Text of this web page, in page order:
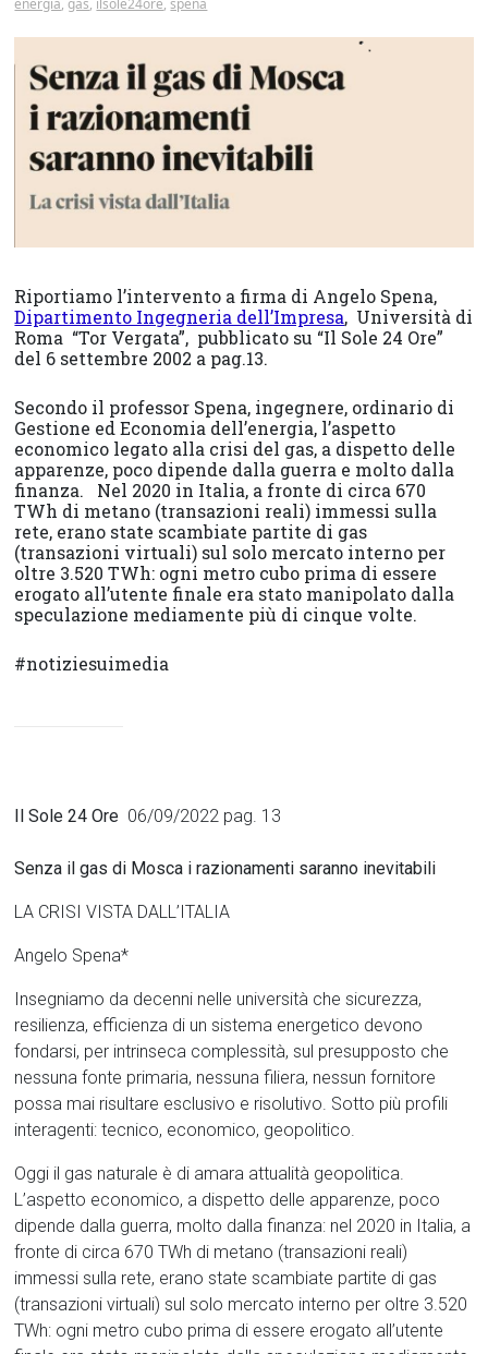
energia,gas, ilsole24ore,spena
Riportiamo l’intervento a firma di Angelo Spena,
Dipartimento Ingegneria dell’Impresa, Università di
Roma “Tor Vergata”, pubblicato su “Il Sole 24 Ore”
del 6 settembre 2002 a pag.13.
Secondo il professor Spena, ingegnere, ordinario di
Gestione ed Economia dell’energia, l’aspetto
economico legato alla crisi del gas, a dispetto delle
apparenze, poco dipende dalla guerra e molto dalla
finanza. Nel 2020 in Italia, a fronte di circa 670
TWh di metano (transazioni reali) immessi sulla
rete, erano state scambiate partite di gas
(transazioni virtuali) sul solo mercato interno per
oltre 3.520 TWh: ogni metro cubo prima di essere
erogato all’utente finale era stato manipolato dalla
speculazione mediamente più di cinque volte.
#notiziesuimedia
Il Sole 24 Ore 06/09/2022 pag. 13
Senza il gas di Mosca i razionamenti saranno inevitabili
LA CRISI VISTA DALL’ITALIA
Angelo Spena*
Insegniamo da decenni nelle università che sicurezza,
resilienza, efficienza di un sistema energetico devono
fondarsi, per intrinseca complessità, sul presupposto che
nessuna fonte primaria, nessuna filiera, nessun fornitore
possa mai risultare esclusivo e risolutivo. Sotto più profili
interagenti: tecnico, economico, geopolitico.
Oggi il gas naturale è di amara attualità geopolitica.
L’aspetto economico, a dispetto delle apparenze, poco
dipende dalla guerra, molto dalla finanza: nel 2020 in Italia, a
fronte di circa 670 TWh di metano (transazioni reali)
immessi sulla rete, erano state scambiate partite di gas
(transazioni virtuali) sul solo mercato interno per oltre 3.520
TWh: ogni metro cubo prima di essere erogato all’utente